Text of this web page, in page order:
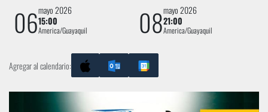
06mayo 2026
15:00
America/Guayaquil 08mayo 2026
21:00
America/Guayaquil
Agregar al calendario: